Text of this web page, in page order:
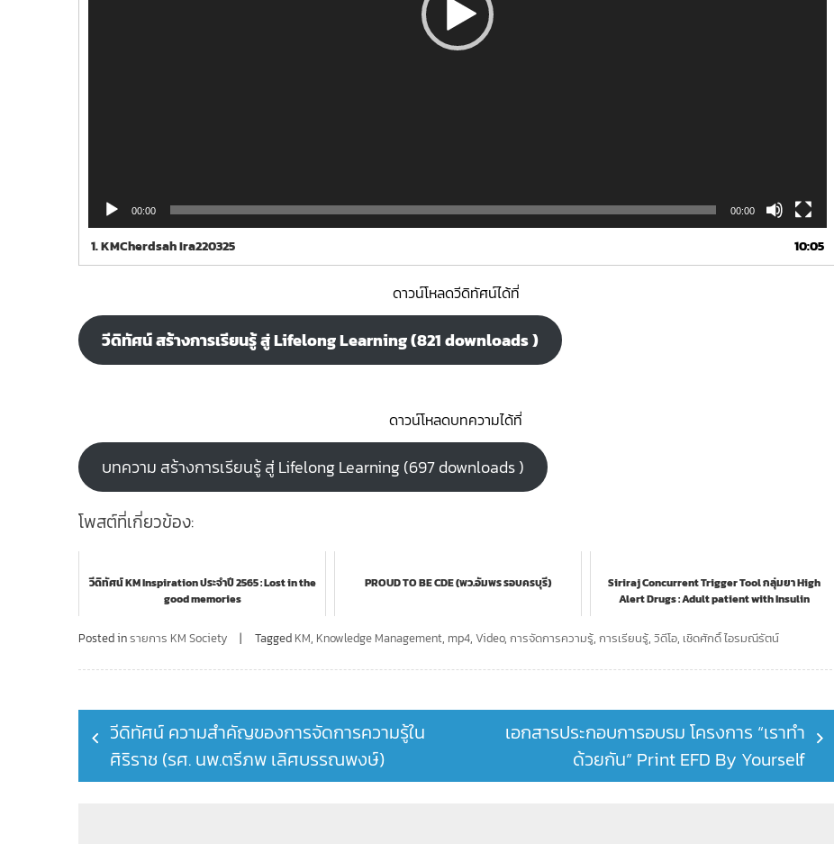
00:00 00:00
1.KMCherdsah Ira220325 10:05
ดาวน์โหลดวีดิทัศน์ได้ที่
วีดิทัศน์ สร้างการเรียนรู้ สู่ Lifelong Learning (821 downloads )
ดาวน์โหลดบทความได้ที่
บทความ สร้างการเรียนรู้ สู่ Lifelong Learning (697 downloads )
โพสต์ที่เกี่ยวข้อง:
วีดิทัศน์ KM Inspiration ประจำปี 2565 : Lost in the
good memories
PROUD TO BE CDE (พว.อัมพร รอบครบุรี)
Siriraj Concurrent Trigger Tool กลุ่มยา High
Alert Drugs : Adult patient with Insulin
Posted inรายการ KM Society Tagged KM, Knowledge Management, mp4, Video, การจัดการความรู้, การเรียนรู้, วิดีโอ, เชิดศักดิ์ ไอรมณีรัตน์
Post
navigation
วีดิทัศน์ ความสำคัญของการจัดการความรู้ใน
ศิริราช (รศ. นพ.ตรีภพ เลิศบรรณพงษ์)
เอกสารประกอบการอบรม โครงการ “เราทำ
ด้วยกัน” Print EFD By Yourself